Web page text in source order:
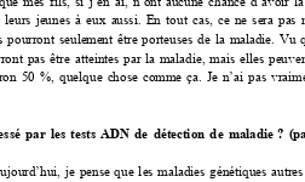
leurs jeunes à eux aussi. En tout cas, ce ne sera pas
pourront seulement être porteuses de la maladie. Vu
pas être atteintes par la maladie, mais elles peuv
50 %, quelque chose comme ça. Je n’ai pas
par les tests ADN de détection de maladie ?
’hui, je pense que les maladies génétiques